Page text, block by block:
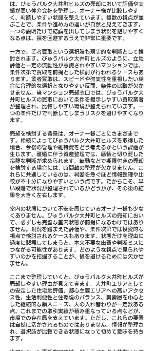
は、びゅうパルク大井町ヒルズの売却において評価や実
績が高い仲介会社を整理し、オーナー様が比較しやす
く、判断しやすい状態を整えています。複数の視点が並
ぶことで、条件や進め方の違いが自然と見えてきます。
一つの説明だけで結論を出してしまう状況を避けやすく
なる点は、損を回避するうえで非常に重要です。
一方で、業者買取という選択肢も現実的な判断として検
討されます。びゅうパルク大井町ヒルズのように、立地
評価と一定の流動性が意識されやすいマンションでは、
条件次第で買取を前提とした検討が行われるケースもあ
ります。業者買取は、スピードや確実性を重視したい場
合に合理的な選択となりやすい反面、条件の比較が欠か
せません。当マンション売却窓口では、びゅうパルク大
井町ヒルズの買取において条件を提示しやすい買取業者
が整理され、比較しやすい環境が整えられています。一
つの条件だけで判断してしまうリスクを避けやすくなり
ます。
売却を検討する背景は、オーナー様ごとにさまざまで
す。相続によってびゅうパルク大井町ヒルズを取得した
場合、今後の管理や維持費をどう考えるかという課題が
生じます。離婚に伴う資産整理では、感情と切り離した
冷静な判断が求められます。転勤などで期限付きの売却
を検討する場合には、時間軸の整理が欠かせません。こ
れらに共通しているのは、判断を急ぐほど情報整理や比
較が不十分になりやすいという点です。だからこそ、早
い段階で状況が整理されているかどうかが、その後の結
果を大きく左右します。
室内の状態について不安を感じているオーナー様も少な
くありません。びゅうパルク大井町ヒルズの売却におい
て、必ずしも完璧な室内状態が前提になるわけではあり
ません。現況を踏まえた評価や、条件次第では投資的な
視点で検討されるケースもあります。状態だけを理由に
過度に悲観してしまうと、本来不要な出費や判断ミスに
つながる可能性があります。どのような視点で見られや
すいのかを把握することが、損を避けるためには欠かせ
ません。
ここまで整理していくと、びゅうパルク大井町ヒルズが
売却しやすい理由が見えてきます。大井町エリアとして
の安定した住宅地評価、都心主要エリアへの高いアクセ
ス性、生活利便性と住環境のバランス、実需層を中心と
した継続的な購入ニーズ、人の入れ替わりが一定数ある
点、これまでの取引実績が積み重なっている点などが、
市場での存在感を支えています。ただし、これらの要素
は自然に活かされるものではありません。情報が整理さ
れ、選択肢が比較できる状態になって初めて意味を持ち
ます。